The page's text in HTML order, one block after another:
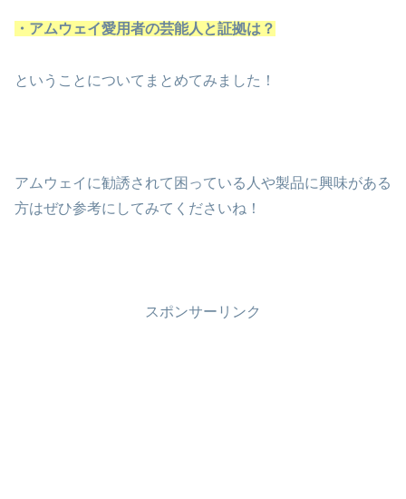
・アムウェイ愛用者の芸能人と証拠は？
ということについてまとめてみました！
アムウェイに勧誘されて困っている人や製品に興味がある
方はぜひ参考にしてみてくださいね！
スポンサーリンク